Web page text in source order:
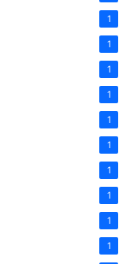
1
1
1
1
1
1
1
1
1
1